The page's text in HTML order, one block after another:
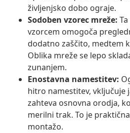
življenjsko dobo ograje.
Sodoben vzorec mreže:
vzorcem omogoča
dodatno zaščito, medtem
Oblika mreže se lepo
zunanjem.
Enostavna namestitev:
hitro namestitev, vključuje
zahteva osnovna orodja,
merilni trak. To je
montažo.